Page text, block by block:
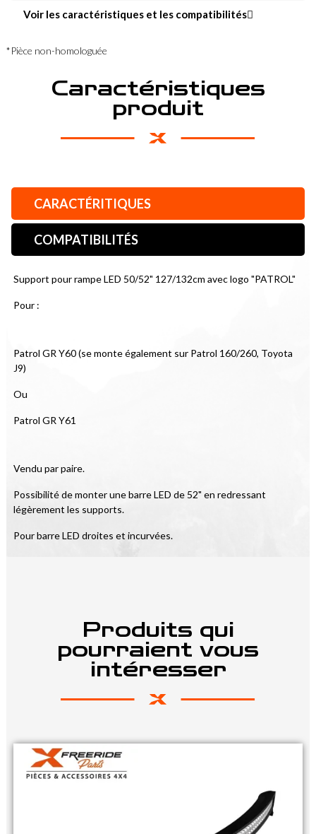
Voir les caractéristiques et les compatibilités
*Pièce non-homologuée
Caractéristiques
produit
CARACTÉRITIQUES
COMPATIBILITÉS
Support pour rampe LED 50/52" 127/132cm avec logo "PATROL"
Pour :
Patrol GR Y60 (se monte également sur Patrol 160/260, Toyota
J9)
Ou
Patrol GR Y61
Vendu par paire.
Possibilité de monter une barre LED de 52" en redressant
légèrement les supports.
Pour barre LED droites et incurvées.
Produits qui
pourraient vous
intéresser